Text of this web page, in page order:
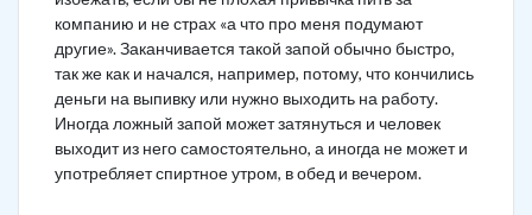
компанию и не страх «а что про меня подумают
другие». Заканчивается такой запой обычно быстро,
так же как и начался, например, потому, что кончились
деньги на выпивку или нужно выходить на работу.
Иногда ложный запой может затянуться и человек
выходит из него самостоятельно, а иногда не может и
употребляет спиртное утром, в обед и вечером.